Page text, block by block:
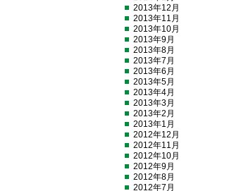
2013年12月
2013年11月
2013年10月
2013年9月
2013年8月
2013年7月
2013年6月
2013年5月
2013年4月
2013年3月
2013年2月
2013年1月
2012年12月
2012年11月
2012年10月
2012年9月
2012年8月
2012年7月